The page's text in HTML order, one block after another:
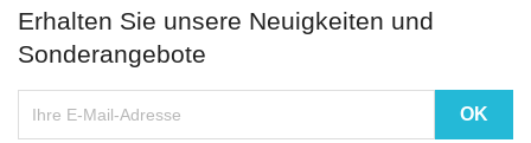
Erhalten Sie unsere Neuigkeiten und
Sonderangebote